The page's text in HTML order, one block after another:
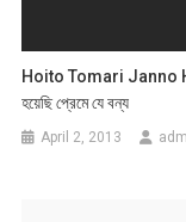
Hoito Tomari Janno
হয়েছি প্রেমে যে বন্য
April 2, 2013